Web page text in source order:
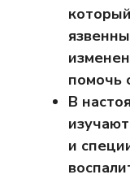
помочь
В
и